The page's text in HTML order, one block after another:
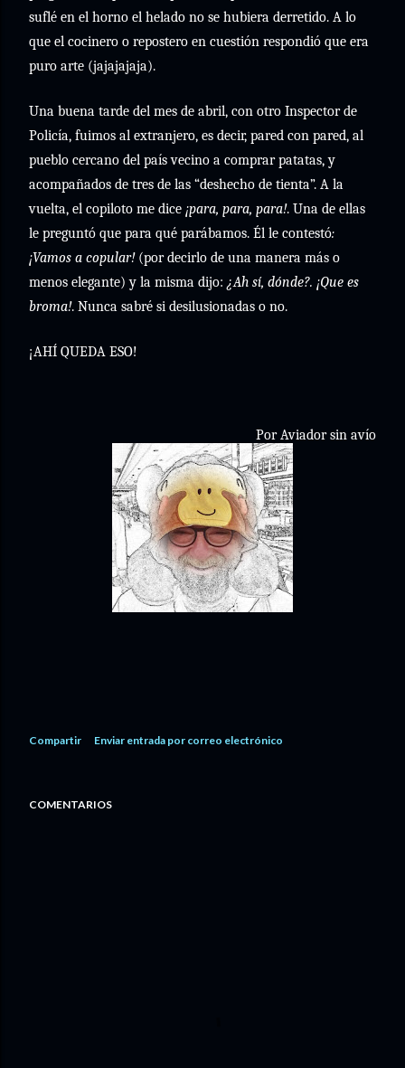
suflé en el horno el helado no se hubiera derretido. A lo
que el cocinero o repostero en cuestión respondió que era
puro arte (jajajajaja).
Una buena tarde del mes de abril, con otro Inspector de
Policía, fuimos al extranjero, es decir, pared con pared, al
pueblo cercano del país vecino a comprar patatas, y
acompañados de tres de las “deshecho de tienta”. A la
vuelta, el copiloto me dice ¡para, para, para!. Una de ellas
le preguntó que para qué parábamos. Él le contestó:
¡Vamos a copular!(por decirlo de una manera más o
menos elegante) y la misma dijo: ¿Ah sí, dónde?. ¡Que es
broma!. Nunca sabré si desilusionadas o no.
¡AHÍ QUEDA ESO!
Por Aviador sin avío
Compartir Enviar entrada por correo electrónico
COMENTARIOS